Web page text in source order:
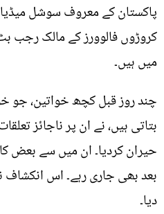
پاکستان کے معروف سوشل میڈیا
کروڑوں فالوورز کے مالک رجب
میں ہیں۔
چند روز قبل کچھ خواتین،
بتاتی ہیں، نے ان پر ناجائز
حیران کردیا۔ ان میں سے بعض
بعد بھی جاری رہے۔ اس انکشاف
دیا۔